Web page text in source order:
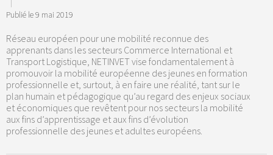
Publié le9 mai 2019
Réseau européen pour une mobilité reconnue des
apprenants dans les secteurs Commerce International et
Transport Logistique, NETINVET vise fondamentalement à
promouvoir la mobilité européenne des jeunes en formation
professionnelle et, surtout, à en faire une réalité, tant sur le
plan humain et pédagogique qu’au regard des enjeux sociaux
et économiques que revêtent pour nos secteurs la mobilité
aux fins d’apprentissage et aux fins d’évolution
professionnelle des jeunes et adultes européens.